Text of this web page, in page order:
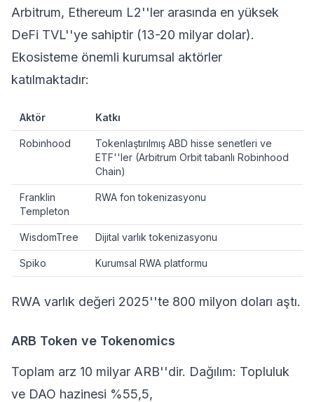
Arbitrum, Ethereum L2''ler arasında en yüksek
DeFi TVL''ye sahiptir (13-20 milyar dolar).
Ekosisteme önemli kurumsal aktörler
katılmaktadır:
Aktör Katkı
Robinhood
Tokenlaştırılmış ABD hisse senetleri ve
ETF''ler (Arbitrum Orbit tabanlı Robinhood
Chain)
Franklin
Templeton
RWA fon tokenizasyonu
WisdomTree Dijital varlık tokenizasyonu
Spiko Kurumsal RWA platformu
RWA varlık değeri 2025''te 800 milyon doları aştı.
ARB Token ve Tokenomics
Toplam arz 10 milyar ARB''dir. Dağılım: Topluluk
ve DAO hazinesi %55,5,